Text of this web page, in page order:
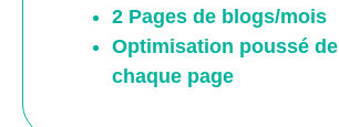
2 Pages de blogs/mois
Optimisation pousséde
chaque page